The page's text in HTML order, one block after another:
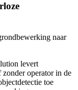
naar
levert
operator in de
toe